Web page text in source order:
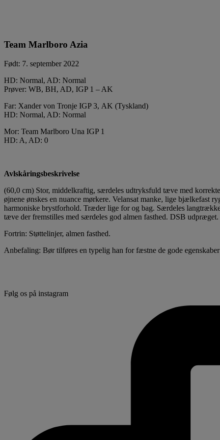
Team Marlboro Azia
Født: 7. september 2022
HD: Normal, AD: Normal
Prøver: WB, BH, AD, IGP 1 – AK
Far: Xander von Tronje IGP 3, AK (Tyskland)
HD: Normal, AD: Normal
Mor: Team Marlboro Una IGP 1
HD: A, AD: 0
Avlskåringsbeskrivelse
(60,0 cm) Stor, middelkraftig, særdeles udtryksfuld tæve med
øjnene ønskes en nuance mørkere. Velansat manke, lige
harmoniske brystforhold. Træder lige for og bag. Særdeles
tæve der fremstilles med særdeles god almen fasthed. DSB udpræget.
Fortrin: Støttelinjer, almen fasthed.
Anbefaling: Bør tilføres en typelig han for fæstne de gode
Følg os på instagram